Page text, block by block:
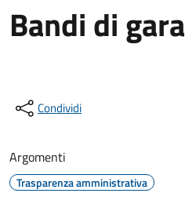
Bandi di
Condividi
Argomenti
Trasparenza amministrativa